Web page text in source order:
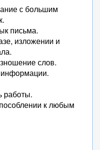
с большим
письма.
изложении и
слов.
работы.
к любым